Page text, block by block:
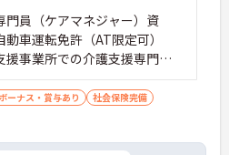
員（ケアマネジャー）資
車運転免許（AT限定可）
事業所での介護支援専門員
経験 ■必要なPCスキル：同
る介護保険の請求業務ソフ
ボーナス・賞与あり
社会保険完備